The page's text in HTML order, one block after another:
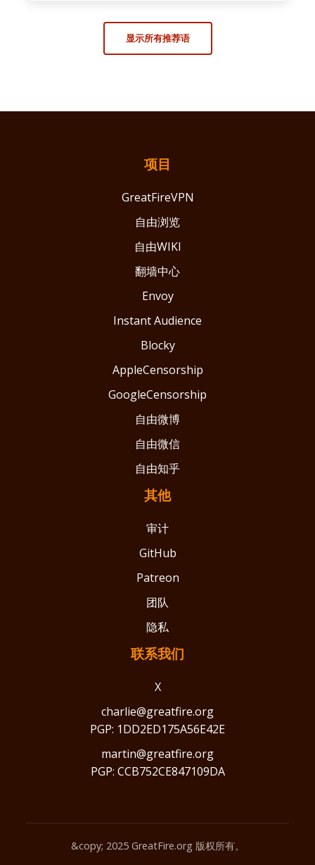
显示所有推荐语
项目
GreatFireVPN
自由浏览
自由WIKI
翻墙中心
Envoy
Instant Audience
Blocky
AppleCensorship
GoogleCensorship
自由微博
自由微信
自由知乎
其他
审计
GitHub
Patreon
团队
隐私
联系我们
X
charlie@greatfire.org
PGP: 1DD2ED175A56E42E
martin@greatfire.org
PGP: CCB752CE847109DA
&copy; 2025 GreatFire.org 版权所有。